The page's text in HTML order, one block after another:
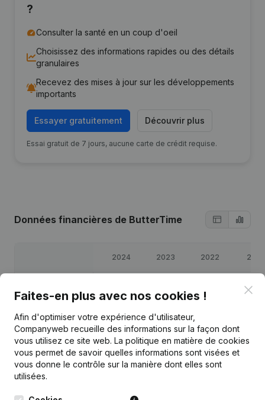
?
Consulter la santé en un coup d'oeil
Choisissez des informations rapides ou des détails
granulaires
Recevez des mises à jour sur les développements
importants
Essayer gratuitement Découvrir plus
Essai gratuit de 7 jours, aucune carte de crédit requise.
Données financières de ButterTime
2024 2023 2022 2021
8 630
Capitaux propres €33 558 €33 558 €
Marge brute €16 881 €18 001 €6 568 €12 234
Faites-en plus avec nos cookies !
Afin d'optimiser votre expérience d'utilisateur,
Companyweb recueille des informations sur la façon dont
vous utilisez ce site web. La politique en matière de cookies
vous permet de savoir quelles informations sont visées et
vous donne le contrôle sur la manière dont elles sont
utilisées.